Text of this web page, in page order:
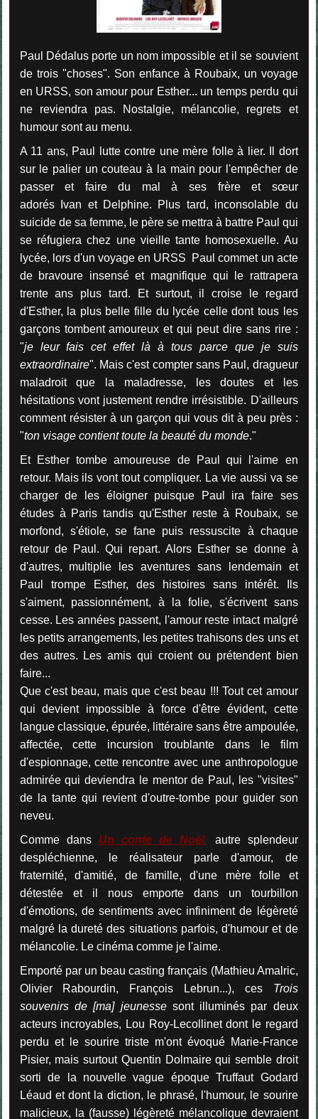
Paul Dédalus porte un nom impossible et il se souvient
de trois "choses". Son enfance à Roubaix, un voyage
en URSS, son amour pour Esther... un temps perdu qui
ne reviendra pas. Nostalgie, mélancolie, regrets et
humour sont au menu.
A 11 ans, Paul lutte contre une mère folle à lier. Il dort
sur le palier un couteau à la main pour l'empêcher de
passer et faire du mal à ses frère et sœur
adorés Ivan et Delphine. Plus tard, inconsolable du
suicide de sa femme, le père se mettra à battre Paul qui
se réfugiera chez une vieille tante homosexuelle. Au
lycée, lors d'un voyage en URSS Paul commet un acte
de bravoure insensé et magnifique qui le rattrapera
trente ans plus tard. Et surtout, il croise le regard
d'Esther, la plus belle fille du lycée celle dont tous les
garçons tombent amoureux et qui peut dire sans rire :
"je leur fais cet effet là à tous parce que je suis
extraordinaire". Mais c'est compter sans Paul, dragueur
maladroit que la maladresse, les doutes et les
hésitations vont justement rendre irrésistible. D'ailleurs
comment résister à un garçon qui vous dit à peu près :
"ton visage contient toute la beauté du monde."
Et Esther tombe amoureuse de Paul qui l'aime en
retour. Mais ils vont tout compliquer. La vie aussi va se
charger de les éloigner puisque Paul ira faire ses
études à Paris tandis qu'Esther reste à Roubaix, se
morfond, s'étiole, se fane puis ressuscite à chaque
retour de Paul. Qui repart. Alors Esther se donne à
d'autres, multiplie les aventures sans lendemain et
Paul trompe Esther, des histoires sans intérêt. Ils
s'aiment, passionnément, à la folie, s'écrivent sans
cesse. Les années passent, l'amour reste intact malgré
les petits arrangements, les petites trahisons des uns et
des autres. Les amis qui croient ou prétendent bien
faire...
Que c'est beau, mais que c'est beau !!! Tout cet amour
qui devient impossible à force d'être évident, cette
langue classique, épurée, littéraire sans être ampoulée,
affectée, cette incursion troublante dans le film
d'espionnage, cette rencontre avec une anthropologue
admirée qui deviendra le mentor de Paul, les "visites"
de la tante qui revient d'outre-tombe pour guider son
neveu.
Comme dans Un conte de Noël, autre splendeur
despléchienne, le réalisateur parle d'amour, de
fraternité, d'amitié, de famille, d'une mère folle et
détestée et il nous emporte dans un tourbillon
d'émotions, de sentiments avec infiniment de légèreté
malgré la dureté des situations parfois, d'humour et de
mélancolie. Le cinéma comme je l'aime.
Emporté par un beau casting français (Mathieu Amalric,
Olivier Rabourdin, François Lebrun...), ces Trois
souvenirs de [ma] jeunessesont illuminés par deux
acteurs incroyables, Lou Roy-Lecollinet dont le regard
perdu et le sourire triste m'ont évoqué Marie-France
Pisier, mais surtout Quentin Dolmaire qui semble droit
sorti de la nouvelle vague époque Truffaut Godard
Léaud et dont la diction, le phrasé, l'humour, le sourire
malicieux, la (fausse) légèreté mélancolique devraient